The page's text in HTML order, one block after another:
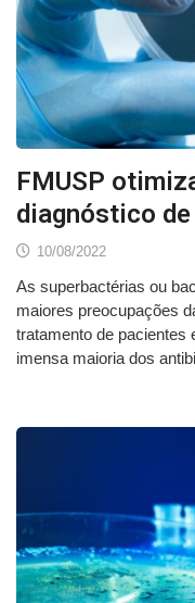
FMUSP
diagnóstico
10/08/2022
As superbactérias ou
maiores preocupações
tratamento de pacientes
imensa maioria dos